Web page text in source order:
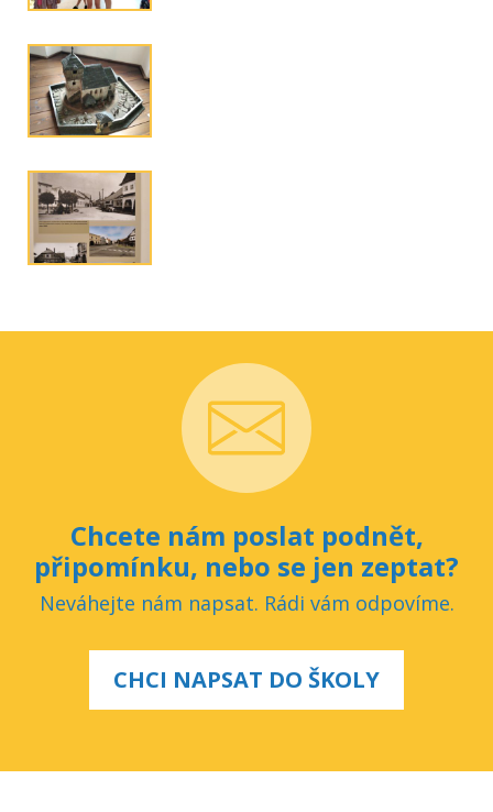
Chcete nám poslat podnět,
připomínku, nebo se jen zeptat?
Neváhejte nám napsat. Rádi vám odpovíme.
CHCI NAPSAT DO ŠKOLY